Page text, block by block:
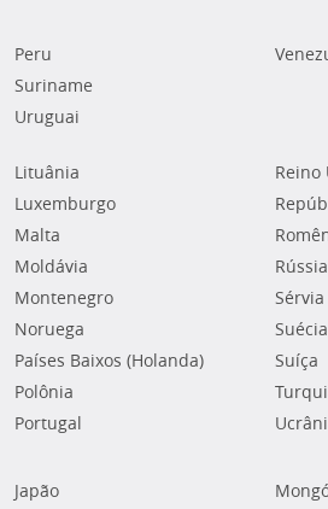
Peru
Suriname
Uruguai
Lituânia
Luxemburgo
Malta
Moldávia
Montenegro
Noruega
Países Baixos (Holanda)
Polônia
Portugal
Reino
Rússia
Sérvia
Suécia
Suíça
Japão